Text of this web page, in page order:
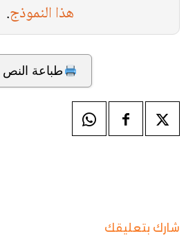
هذا النموذج.
طباعة النص
شارك بتعليقك